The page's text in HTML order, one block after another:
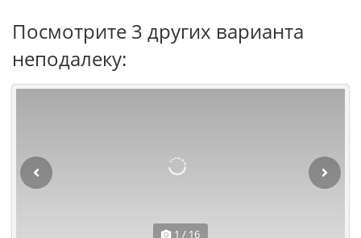
Посмотрите 3 других варианта
неподалеку:
1 / 16